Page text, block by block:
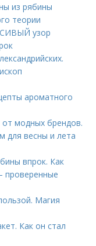
из рябины
теории
узор
ароматного
модных брендов.
для весны и лета
впрок. Как
проверенные
Магия
Как он стал